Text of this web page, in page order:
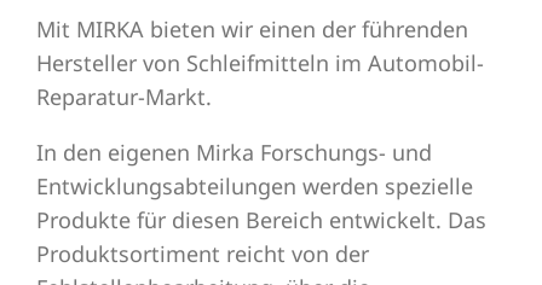
Schleifmittel
Mit MIRKA bieten wir einen der führenden
Hersteller von Schleifmitteln im Automobil-
Reparatur-Markt.
In den eigenen Mirka Forschungs- und
Entwicklungsabteilungen werden spezielle
Produkte für diesen Bereich entwickelt. Das
Produktsortiment reicht von der